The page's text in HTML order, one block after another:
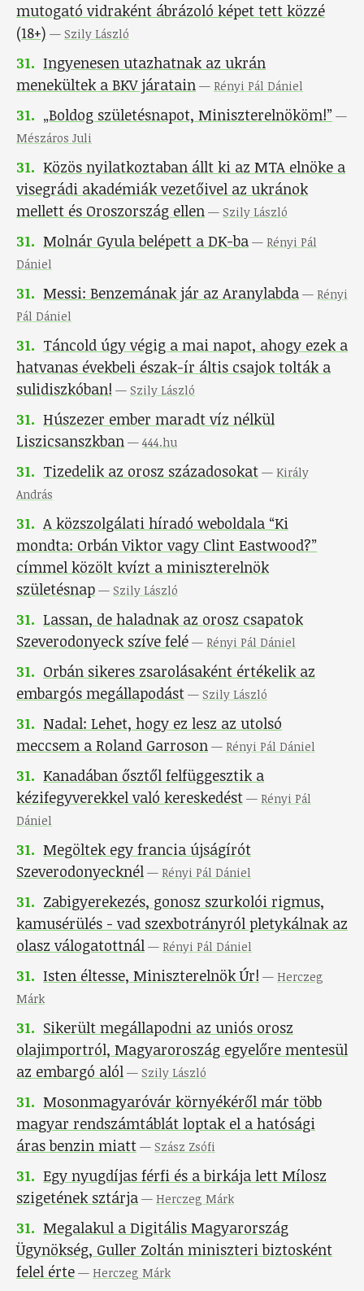
mutogató vidraként ábrázoló képet tett közzé
(18+) — Szily László
31. Ingyenesen utazhatnak az ukrán
menekültek a BKV járatain — Rényi Pál Dániel
31. „Boldog születésnapot, Miniszterelnököm!” —
Mészáros Juli
31. Közös nyilatkoztaban állt ki az MTA elnöke a
visegrádi akadémiák vezetőivel az ukránok
mellett és Oroszország ellen — Szily László
31. Molnár Gyula belépett a DK-ba — Rényi Pál
Dániel
31. Messi: Benzemának jár az Aranylabda — Rényi
Pál Dániel
31. Táncold úgy végig a mai napot, ahogy ezek a
hatvanas évekbeli észak-ír áltis csajok tolták a
sulidiszkóban! — Szily László
31. Húszezer ember maradt víz nélkül
Liszicsanszkban —444.hu
31. Tizedelik az orosz századosokat — Király
András
31. A közszolgálati híradó weboldala “Ki
mondta: Orbán Viktor vagy Clint Eastwood?”
címmel közölt kvízt a miniszterelnök
születésnap — Szily László
31. Lassan, de haladnak az orosz csapatok
Szeverodonyeck szíve felé — Rényi Pál Dániel
31. Orbán sikeres zsarolásaként értékelik az
embargós megállapodást — Szily László
31. Nadal: Lehet, hogy ez lesz az utolsó
meccsem a Roland Garroson — Rényi Pál Dániel
31. Kanadában ősztől felfüggesztik a
kézifegyverekkel való kereskedést — Rényi Pál
Dániel
31. Megöltek egy francia újságírót
Szeverodonyecknél — Rényi Pál Dániel
31. Zabigyerekezés, gonosz szurkolói rigmus,
kamusérülés - vad szexbotrányról pletykálnak az
olasz válogatottnál — Rényi Pál Dániel
31. Isten éltesse, Miniszterelnök Úr! — Herczeg
Márk
31. Sikerült megállapodni az uniós orosz
olajimportról, Magyaroroszág egyelőre mentesül
az embargó alól — Szily László
31. Mosonmagyaróvár környékéről már több
magyar rendszámtáblát loptak el a hatósági
áras benzin miatt — Szász Zsófi
31. Egy nyugdíjas férfi és a birkája lett Mílosz
szigetének sztárja — Herczeg Márk
31. Megalakul a Digitális Magyarország
Ügynökség, Guller Zoltán miniszteri biztosként
felel érte — Herczeg Márk